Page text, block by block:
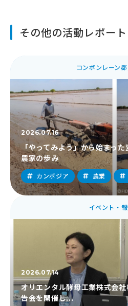
その他の活動レポート
コンポンレーン
2026.07.16
「やってみよう」から始まっ
農家の歩み
カンボジア 農業
イベント・
2026.07.14
オリエンタル酵母工業株式会
告会を開催し...